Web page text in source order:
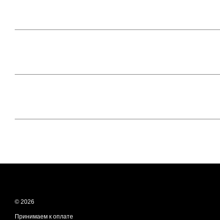
© 2026
Принимаем к оплате